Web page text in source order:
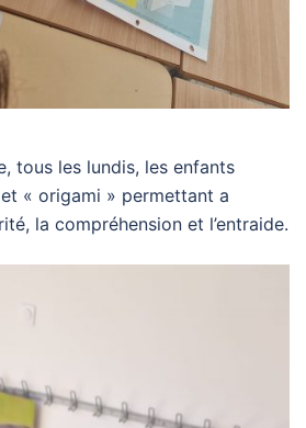
tous les lundis, les enfants
« origami » permettant a
la compréhension et l’entraide.